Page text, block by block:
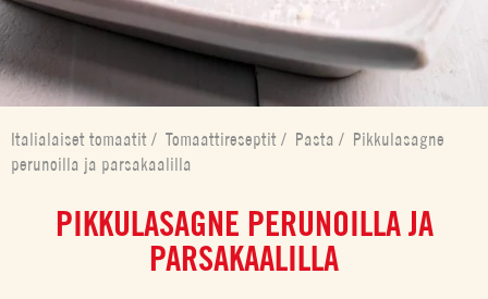
Italialaiset tomaatit / Tomaattireseptit / Pasta / Pikkulasagne
perunoilla ja parsakaalilla
PIKKULASAGNE PERUNOILLA JA
PARSAKAALILLA